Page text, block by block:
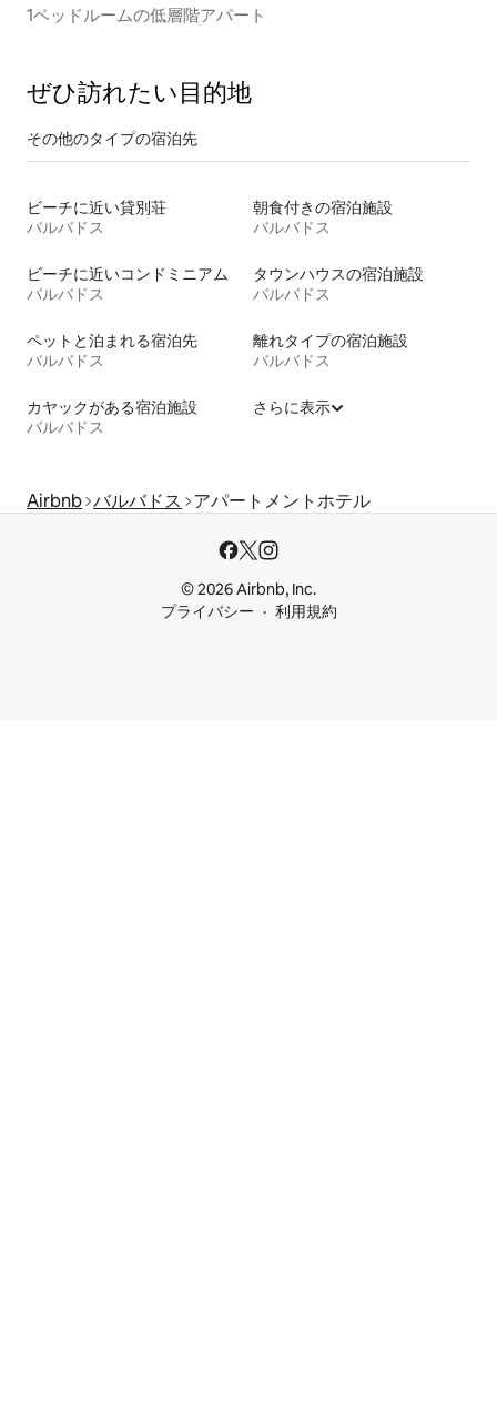
1ベッドルームの低層階アパート
ぜひ訪⁠れ⁠た⁠い目⁠的⁠地
その他のタ⁠イ⁠プ⁠の宿⁠泊⁠先
ビーチに近い貸別荘
バルバドス
朝食付きの宿泊施設
バルバドス
ビーチに近いコンドミニアム
バルバドス
タウンハウスの宿泊施設
バルバドス
ペットと泊まれる宿泊先
バルバドス
離れタイプの宿泊施設
バルバドス
カヤックがある宿泊施設
バルバドス
さらに表示
Airbnb バルバドス アパートメントホテル
© 2026 Airbnb, Inc.
プライバシー
利用規約